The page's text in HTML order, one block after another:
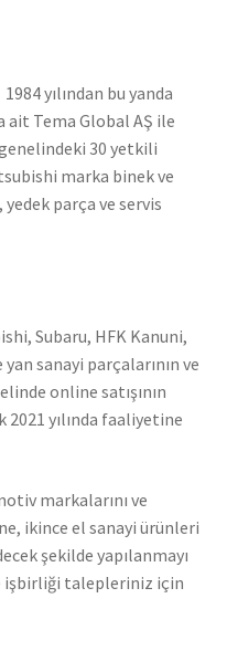
yılından bu yanda
ait Tema Global AŞ ile
30 yetkili
marka binek ve
parça ve servis
Subaru, HFK Kanuni,
sanayi parçalarının ve
online satışının
2021 yılında faaliyetine
markalarını ve
ikince el sanayi ürünleri
şekilde yapılanmayı
işbirliği talepleriniz için